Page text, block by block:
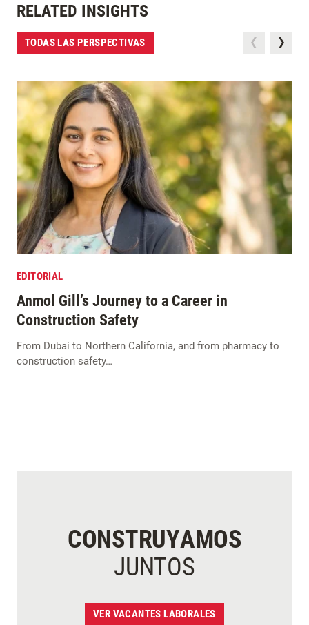
RELATED INSIGHTS
TODAS LAS PERSPECTIVAS
EDITORIAL
Anmol Gill’s Journey to a Career in
Construction Safety
From Dubai to Northern California, and from pharmacy to
construction safety…
CONSTRUYAMOS
JUNTOS
VER VACANTES LABORALES